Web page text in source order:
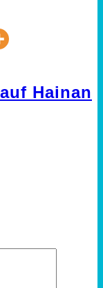
Hainan